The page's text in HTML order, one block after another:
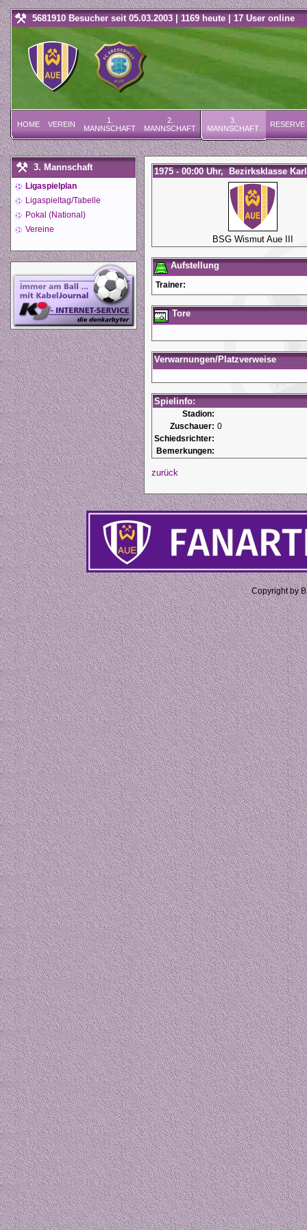
5681910 Besucher seit 05.03.2003 | 1169 heute | 17 User online
HOME VEREIN
1.
MANNSCHAFT
2.
MANNSCHAFT
3.
MANNSCHAFT
RESERVE
3. Mannschaft
Ligaspielplan
Ligaspieltag/Tabelle
Pokal (National)
Vereine
1975 - 00:00 Uhr, Bezirksklasse
BSG Wismut Aue III
Aufstellung
Trainer:
Tore
Verwarnungen/Platzverweise
Spielinfo:
Stadion:
Zuschauer: 0
Schiedsrichter:
Bemerkungen:
zurück
Copyright by